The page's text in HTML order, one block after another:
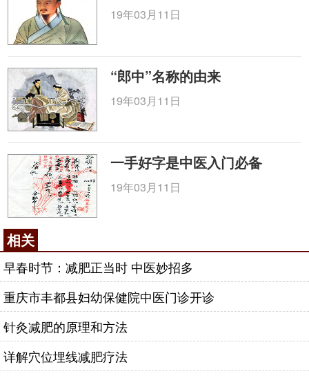
19年03月11日
“郎中”名称的由来
19年03月11日
一手好字是中医入门必备
19年03月11日
相关
早春时节：减肥正当时 中医妙招多
重庆市丰都县妇幼保健院中医门诊开诊
针灸减肥的原理和方法
详解穴位埋线减肥疗法